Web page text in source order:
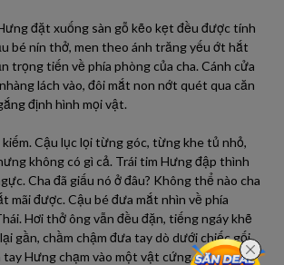
đặt xuống sàn gỗ kẽo kẹt đều được tính
bé nín thở, men theo ánh trăng yếu ớt hắt
trọng tiến về phía phòng của cha. Cánh cửa
lách vào, đôi mắt non nớt quét qua căn
định hình mọi vật.
Cậu lục lọi từng góc, từng khe tủ nhỏ,
không có gì cả. Trái tim Hưng đập thình
Cha đã giấu nó ở đâu? Không thể nào cha
mãi được. Cậu bé đưa mắt nhìn về phía
Hơi thở ông vẫn đều đặn, tiếng ngáy khẽ
gần, chầm chậm đưa tay dò dưới chiếc gối
tay Hưng chạm vào một vật cứng, hình chữ